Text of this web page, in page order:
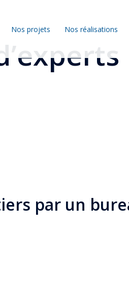
Nos projets Nos réalisations
par un